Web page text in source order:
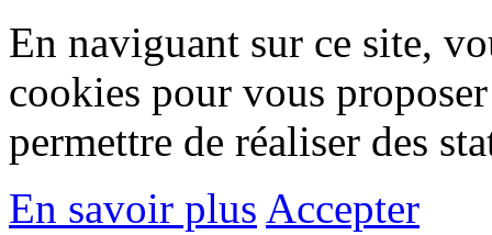
En naviguant sur ce site,
cookies pour vous
permettre de réaliser des
En savoir plus Accepter